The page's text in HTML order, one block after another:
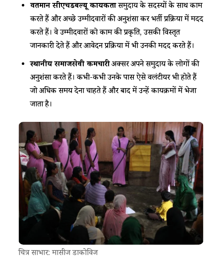
वर्तमान सीएचडबल्यू कार्यकर्तासमुदाय के सदस्यों के साथ काम
करते हैं और अच्छे उम्मीदवारों की अनुशंसा कर भर्ती प्रक्रिया में मदद
करते हैं। वे उम्मीदवारों को काम की प्रकृति, उसकी विस्तृत
जानकारी देते हैं और आवेदन प्रक्रिया में भी उनकी मदद करते हैं।
स्थानीय समाजसेवी कर्मचारीअक्सर अपने समुदाय के लोगों की
अनुशंसा करते हैं। कभी-कभी उनके पास ऐसे वलंटीयर भी होते हैं
जो अधिक समय देना चाहते हैं और बाद में उन्हें कार्यक्रमों में भेजा
जाता है।
चित्र साभार: मासीज डाकोविज